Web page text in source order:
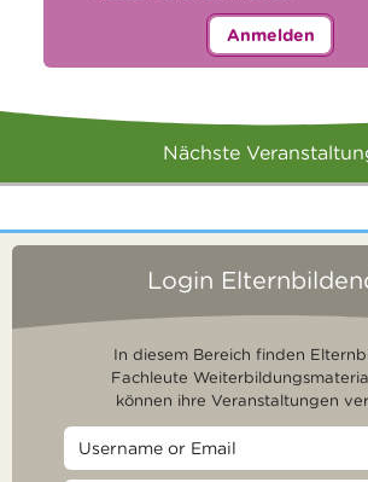
Anmelden
Nächste
Login
In diesem Bereich finden
Fachleute
können ihre Veranstaltungen